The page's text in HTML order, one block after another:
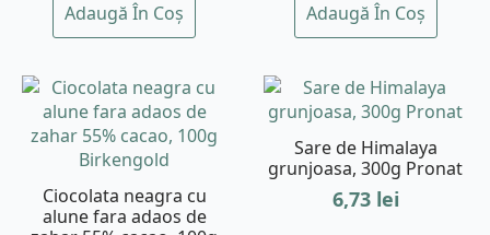
Adaugă În Coș Adaugă În Coș
Ciocolata neagra cu
alune fara adaos de
Sare de Himalaya
grunjoasa, 300g Pronat
6,73 lei